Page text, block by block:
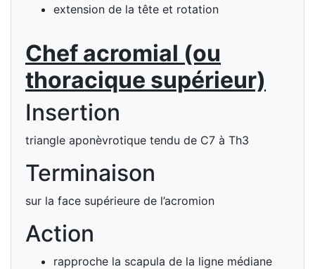
extension de la tête et rotation
Chef acromial (ou
thoracique supérieur)
Insertion
triangle aponèvrotique tendu de C7 à Th3
Terminaison
sur la face supérieure de l’acromion
Action
rapproche la scapula de la ligne médiane